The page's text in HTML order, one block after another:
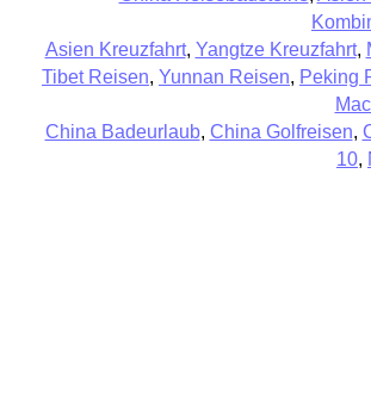
Asien Kreuzfahrt, Yangtze Kreuzfahrt,
Tibet Reisen, Yunnan Reisen, Peking
China Badeurlaub, China Golfreisen,
10,